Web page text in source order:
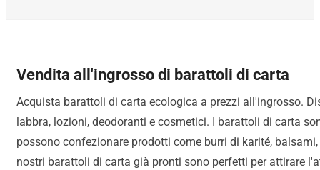
Vendita all'ingrosso di barattoli di carta
Acquista barattoli di carta ecologica a prezzi all'ingrosso.
labbra, lozioni, deodoranti e cosmetici. I barattoli di carta
possono confezionare prodotti come burri di karité,
nostri barattoli di carta già pronti sono perfetti per attirare